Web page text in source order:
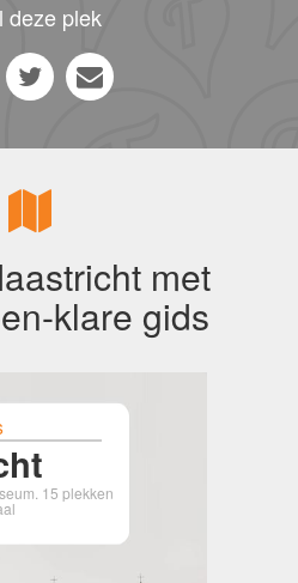
deze plek
met
klare gids
15 plekken